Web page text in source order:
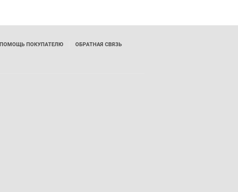
ПОМОЩЬ ПОКУПАТЕЛЮ
ОБРАТНАЯ СВЯЗЬ